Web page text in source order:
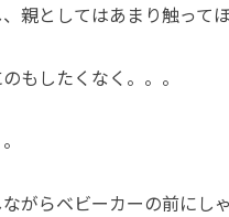
親としてはあまり触って
もしたくなく。。。
がらベビーカーの前にし